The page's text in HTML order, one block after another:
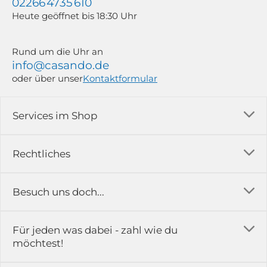
Rechtliches
Impressum
Rückgabe & Reklamation
Services im Shop
Versandkosten
Erfahrungsberichte & Bewertungen
Kontakt
Besuch uns doch...
in der Ausstellung...
Heute geöffnet bis 18:30 Uhr
Rund um die Uhr an
info@casando.de
oder über unserKontaktformular
Für jeden was dabei - zahl wie du
möchtest!